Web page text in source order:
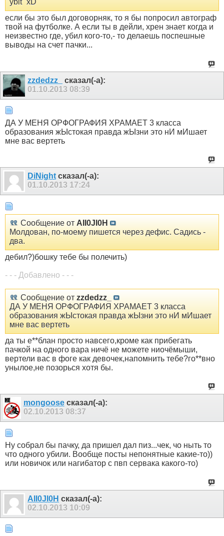
ybit` xD
если бы это был договорняк, то я бы попросил автограф
твой на футболке. А если ты в дейли, хрен знает когда и
неизвестно где, убил кого-то,- то делаешь поспешные
выводы на счет пачки...
zzdedzz_
сказал(-а):
01.10.2013 08:39
ДА У МЕНЯ ОРФОГРАФИЯ ХРАМАЕТ 3 класса
образования жЫстокая правда жЫзни это нИ мИшает
мне вас вертеть
DiNight сказал(-а):
01.10.2013 17:24
Сообщение от AII0JI0H
Молдован, по-моему пишется через дефис. Садись -
два.
дебил?)бошку тебе бы полечить)
- - - Добавлено - - -
Сообщение от zzdedzz_
ДА У МЕНЯ ОРФОГРАФИЯ ХРАМАЕТ 3 класса
образования жЫстокая правда жЫзни это нИ мИшает
мне вас вертеть
да ты е**блан просто навсего,кроме как прибегать
пачкой на одного вара ничё не можете ниочёмыши,
вертели вас в фоге как девочек,напомнить тебе?го**вно
унылое,не позорься хотя бы.
mongooseсказал(-а):
02.10.2013 08:37
Ну собрал бы пачку, да пришел дал пиз...чек, чо ныть то
что одного убили. Вообще посты непонятные какие-то))
или новичок или нагибатор с пвп сервака какого-то)
AII0JI0H сказал(-а):
02.10.2013 10:09